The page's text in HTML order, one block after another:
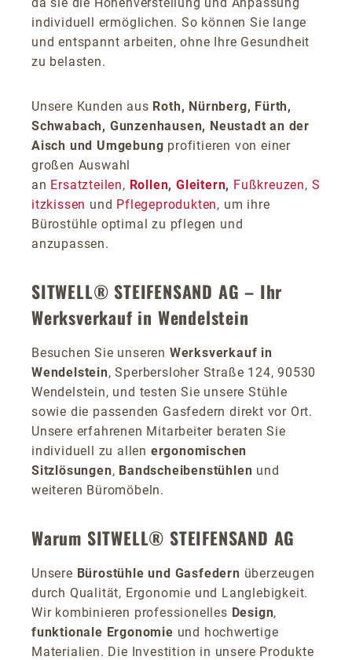
individuell ermöglichen. So können Sie lange
und entspannt arbeiten, ohne Ihre Gesundheit
zu belasten.
Unsere Kunden aus Roth, Nürnberg, Fürth,
Schwabach, Gunzenhausen, Neustadt an der
Aisch und Umgebung profitieren von einer
großen Auswahl
an Ersatzteilen, Rollen,Gleitern, Fußkreuzen, S
itzkissen und Pflegeprodukten, um ihre
Bürostühle optimal zu pflegen und
anzupassen.
SITWELL® STEIFENSAND AG – Ihr
Werksverkauf in Wendelstein
Besuchen Sie unseren Werksverkauf in
Wendelstein, Sperbersloher Straße 124, 90530
Wendelstein, und testen Sie unsere Stühle
sowie die passenden Gasfedern direkt vor Ort.
Unsere erfahrenen Mitarbeiter beraten Sie
individuell zu allen ergonomischen
Sitzlösungen, Bandscheibenstühlen und
weiteren Büromöbeln.
Warum SITWELL® STEIFENSAND AG
Unsere Bürostühle und Gasfedern überzeugen
durch Qualität, Ergonomie und Langlebigkeit.
Wir kombinieren professionelles Design,
funktionale Ergonomie und hochwertige
Materialien. Die Investition in unsere Produkte